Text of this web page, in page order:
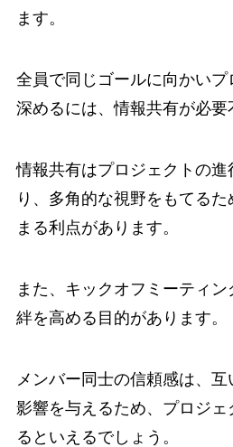
ます。
全員で同じゴールに向かいプ
深めるには、情報共有が必要
情報共有はプロジェクトの進
り、多角的な視野をもてる
まる利点があります。
また、キックオフミーティ
絆を高める目的があります。
メンバー同士の信頼感は、
影響を与えるため、プロジ
るといえるでしょう。